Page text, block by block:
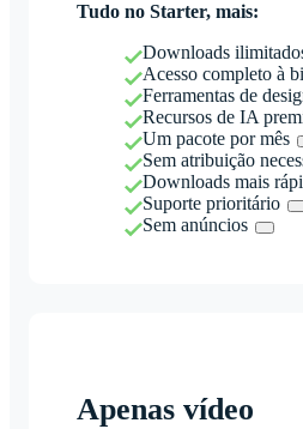
Tudo no Starter, mais:
Downloads
Acesso completo à
Ferramentas de
Recursos de IA
Um pacote por mês
Sem atribuição
Downloads mais
Suporte prioritário
Sem anúncios
Apenas vídeo